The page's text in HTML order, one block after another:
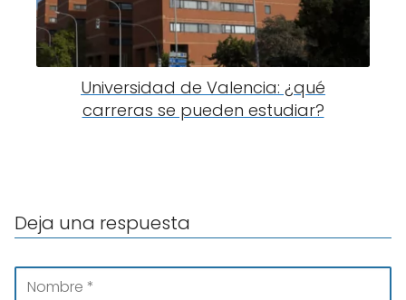
Universidad de Valencia: ¿qué
carreras se pueden estudiar?
Deja una respuesta